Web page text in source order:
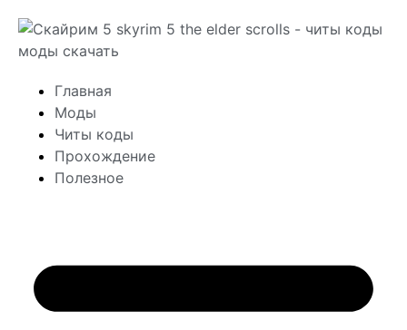
Главная
Моды
Читы коды
Прохождение
Полезное